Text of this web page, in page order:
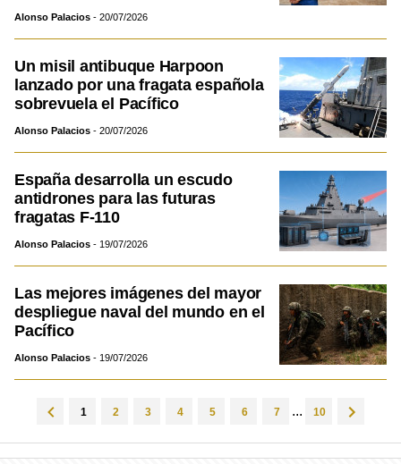
Alonso Palacios 20/07/2026
Un misil antibuque Harpoon
lanzado por una fragata española
sobrevuela el Pacífico
Alonso Palacios 20/07/2026
España desarrolla un escudo
antidrones para las futuras
fragatas F-110
Alonso Palacios 19/07/2026
Las mejores imágenes del mayor
despliegue naval del mundo en el
Pacífico
Alonso Palacios 19/07/2026
1 2 3 4 5 6 7 ... 10